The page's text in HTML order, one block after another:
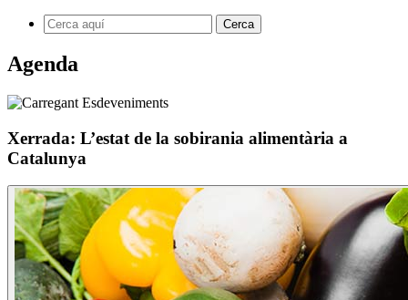
Agenda
Xerrada: L’estat de la sobirania alimentària a
Catalunya